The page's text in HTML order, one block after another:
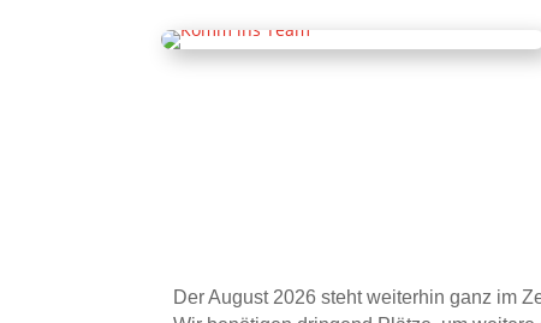
Der August 2026 steht weiterhin ganz im